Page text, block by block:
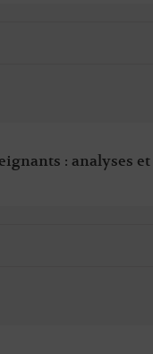
: analyses